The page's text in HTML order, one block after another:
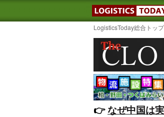
LogisticsToday総合トッ
👉️なぜ中国は